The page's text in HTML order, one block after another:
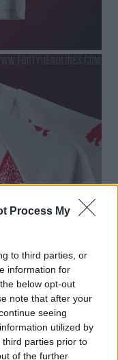
Process My
to third parties, or
information for
below opt-out
note that after your
seeing
utilized by
parties prior to
of the further